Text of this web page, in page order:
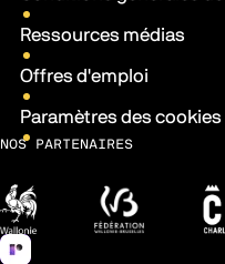
Ressources médias
Offres d'emploi
Paramètres des cookies
NOS PARTENAIRES
Wallonie Fédération